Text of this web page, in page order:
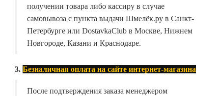
получении товара либо кассиру в случае
самовывоза с пункта выдачи Шмелёк.ру в Санкт-
Петербурге или DostavkaClub в Москве, Нижнем
Новгороде, Казани и Краснодаре.
3. Безналичная оплата на сайте интернет-магазина
После подтверждения заказа менеджером